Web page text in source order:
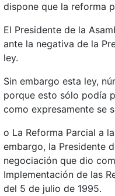
dispone que la reforma
El Presidente de la
ante la negativa de la
ley.
Sin embargo esta ley,
porque esto sólo podía
como expresamente se
o La Reforma Parcial a
embargo, la Presidente
negociación que dio
Implementación de las
del 5 de julio de 1995.